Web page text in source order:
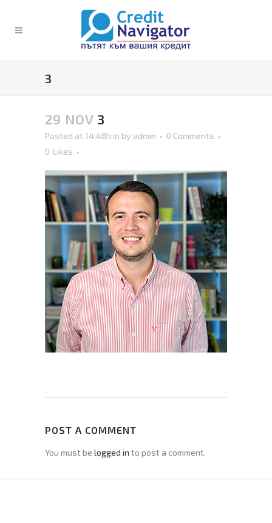
3
29 NOV 3
Posted at 14:48h in by admin
0 Comments
0 Likes
POST A COMMENT
You must be logged in to post a comment.